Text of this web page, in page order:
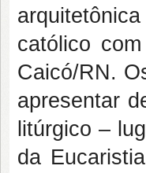
católico
Caicó/RN.
apresentar
litúrgico –
da